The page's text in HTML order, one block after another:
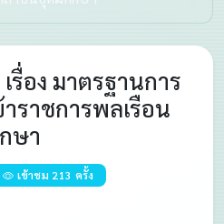
รื่อง มาตรฐานการ
ราชการพลเรือน
ษา
เข้าชม 213 ครั้ง